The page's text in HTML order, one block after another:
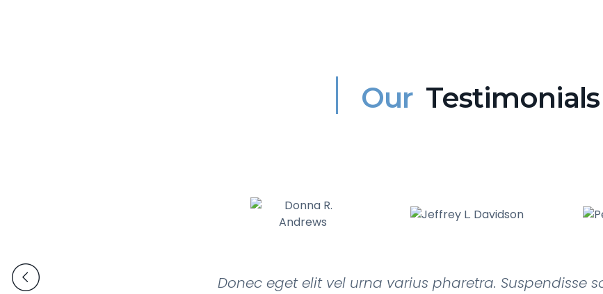
Our Testimonials
Donec eget elit vel urna varius pharetra. Suspendisse